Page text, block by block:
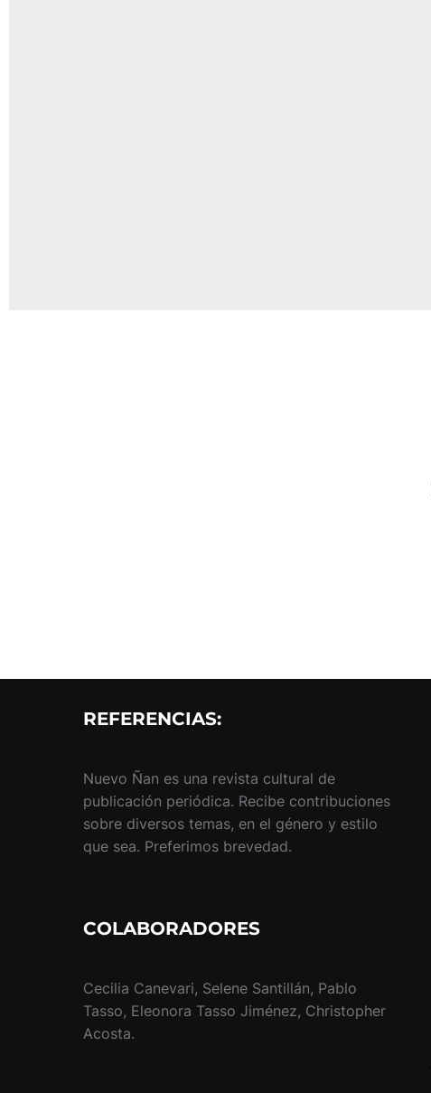
REFERENCIAS:
Nuevo Ñan es una revista cultural de
publicación periódica. Recibe contribuciones
sobre diversos temas, en el género y estilo
que sea. Preferimos brevedad.
COLABORADORES
Cecilia Canevari, Selene Santillán, Pablo
Tasso, Eleonora Tasso Jiménez, Christopher
Acosta.